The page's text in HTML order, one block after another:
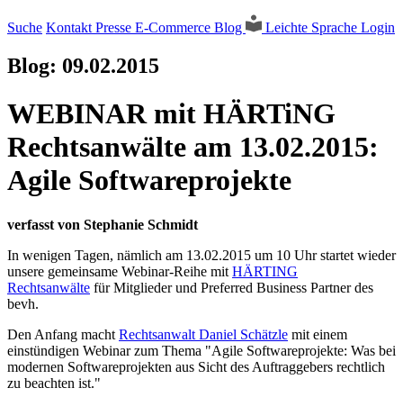
Suche Kontakt Presse E-Commerce Blog Leichte Sprache Login
Blog: 09.02.2015
WEBINAR mit HÄRTiNG
Rechtsanwälte am 13.02.2015:
Agile Softwareprojekte
verfasst von Stephanie Schmidt
In wenigen Tagen, nämlich am 13.02.2015 um 10 Uhr startet wieder
unsere gemeinsame Webinar-Reihe mit HÄRTING
Rechtsanwälte für Mitglieder und Preferred Business Partner des
bevh.
Den Anfang macht Rechtsanwalt Daniel Schätzle mit einem
einstündigen Webinar zum Thema "Agile Softwareprojekte: Was bei
modernen Softwareprojekten aus Sicht des Auftraggebers rechtlich
zu beachten ist."